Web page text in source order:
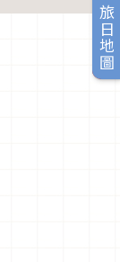
旅日地圖